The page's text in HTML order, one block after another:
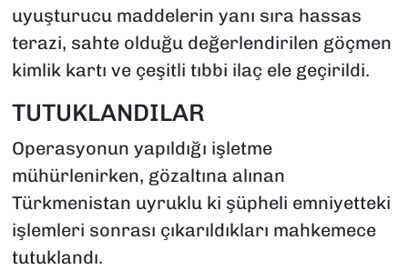
uyuşturucu maddelerin yanı sıra hassas
terazi, sahte olduğu değerlendirilen göçmen
kimlik kartı ve çeşitli tıbbi ilaç ele geçirildi.
TUTUKLANDILAR
Operasyonun yapıldığı işletme
mühürlenirken, gözaltına alınan
Türkmenistan uyruklu ki şüpheli emniyetteki
işlemleri sonrası çıkarıldıkları mahkemece
tutuklandı.